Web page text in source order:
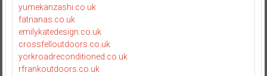
yumekanzashi.co.uk
fatnanas.co.uk
emilykatedesign.co.uk
crossfelloutdoors.co.uk
yorkroadreconditioned.co.uk
rfrankoutdoors.co.uk